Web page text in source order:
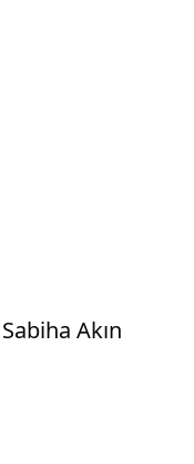
Akın